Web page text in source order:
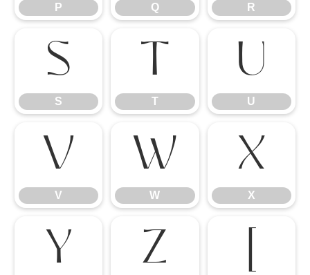
P Q R
S
S
T
T
U
U
V
V
W
W
X
X
Y Z